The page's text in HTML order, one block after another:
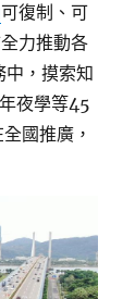
可復制、可
力推動各
，摸索知
夜學等45
國推廣，